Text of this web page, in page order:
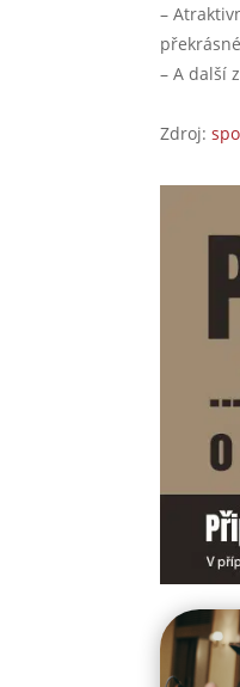
–
– A další
Zdroj: